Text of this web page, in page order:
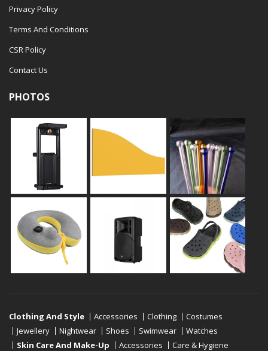
Privacy Policy
Terms And Conditions
CSR Policy
Contact Us
PHOTOS
Clothing And Style Accessories Clothing
Costumes
Jewellery
Nightwear Shoes Swimwear
Watches
Skin Care And Make-Up
Accessories
Care & Hygiene